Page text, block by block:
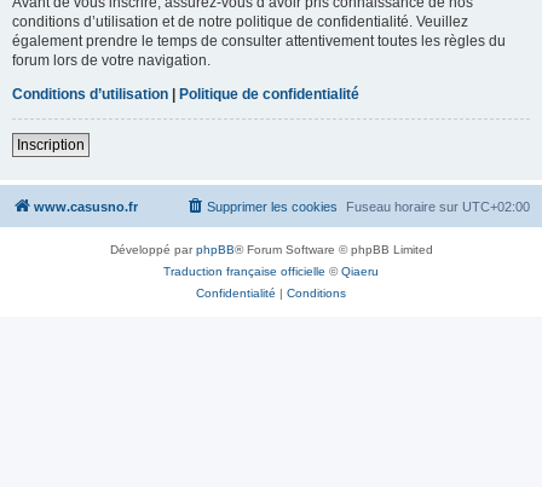
conditions d’utilisation et de notre politique de confidentialité. Veuillez
également prendre le temps de consulter attentivement toutes les règles du
forum lors de votre navigation.
Conditions d’utilisation | Politique de confidentialité
Inscription
www.casusno.fr Fuseau horaire sur UTC+02:00
Supprimer les cookies
Développé parphpBB® Forum Software © phpBB Limited
Traduction française officielle ©Qiaeru
Confidentialité | Conditions